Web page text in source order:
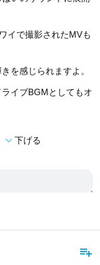
イで撮影されたMVも
を感じられますよ。
イブBGMとしてもオ
expand_more下げる
playlist_add